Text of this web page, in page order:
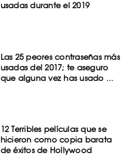
usadas durante el 2019
Las 25 peores contraseñas más
usadas del 2017; te aseguro
que alguna vez has usado ...
12 Terribles películas que se
hicieron como copia barata
de éxitos de Hollywood